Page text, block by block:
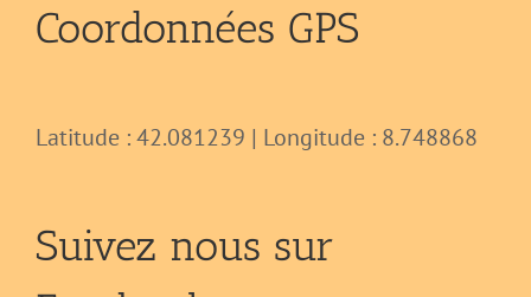
Coordonnées GPS
Latitude : 42.081239 | Longitude : 8.748868
Suivez nous sur